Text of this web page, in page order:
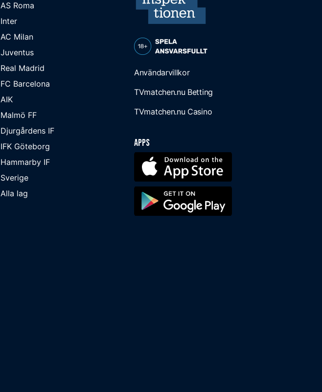
AS Roma
Inter
AC Milan
Juventus
Real Madrid
FC Barcelona
AIK
Malmö FF
Djurgårdens IF
IFK Göteborg
Hammarby IF
Sverige
Alla lag
Användarvillkor
TVmatchen.nu Betting
TVmatchen.nu Casino
Apps